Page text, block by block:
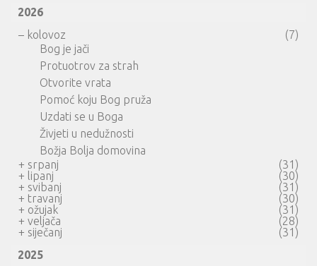
2026
– kolovoz
(7)
Bog je jači
Protuotrov za strah
Otvorite vrata
Pomoć koju Bog pruža
Uzdati se u Boga
Živjeti u nedužnosti
Božja Bolja domovina
+ srpanj
(31)
+ lipanj
(30)
+ svibanj
(31)
+ travanj
(30)
+ ožujak
(31)
+ veljača
(28)
+ siječanj
(31)
2025